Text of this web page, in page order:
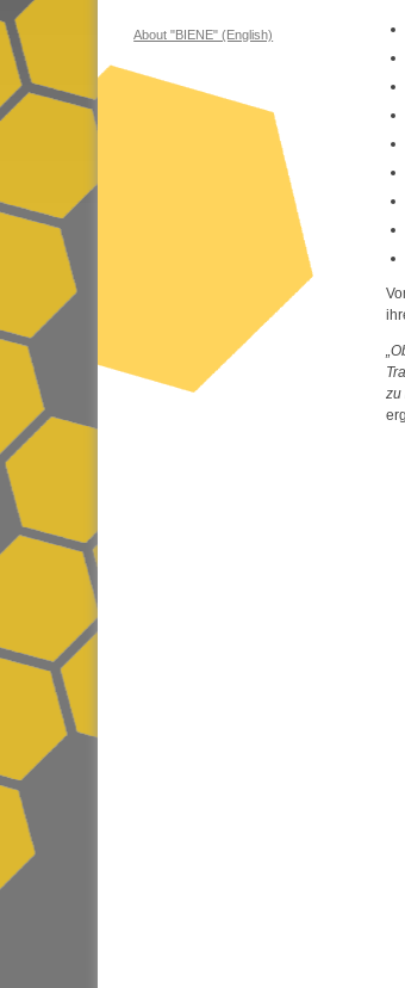
About "BIENE" (English)
zu